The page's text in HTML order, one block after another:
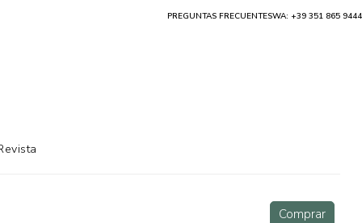
Comprar
PREGUNTAS FRECUENTESWA: +39 351 865 9444